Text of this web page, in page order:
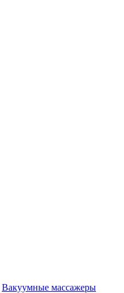
Вакуумные массажеры